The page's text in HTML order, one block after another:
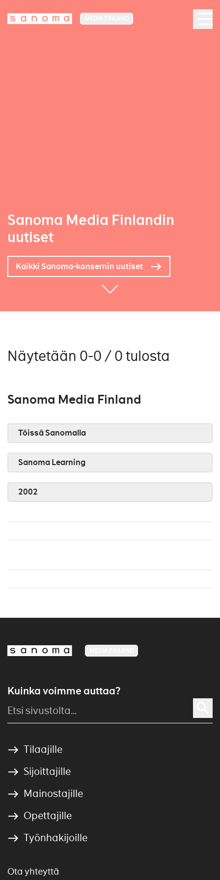
Sanoma Media Finlandin
uutiset
Kaikki Sanoma-konsernin uutiset
Näytetään 0-0 / 0 tulosta
Sanoma Media Finland
Töissä Sanomalla
Sanoma Learning
2002
Kuinka voimme auttaa?
Tilaajille
Sijoittajille
Mainostajille
Opettajille
Työnhakijoille
Ota yhteyttä